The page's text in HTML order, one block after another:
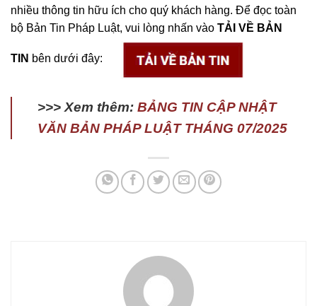
nhiều thông tin hữu ích cho quý khách hàng. Để đọc toàn
bộ Bản Tin Pháp Luật, vui lòng nhấn vào TẢI VỀ BẢN
TIN bên dưới đây:
>>> Xem thêm: BẢNG TIN CẬP NHẬT
VĂN BẢN PHÁP LUẬT THÁNG 07/2025